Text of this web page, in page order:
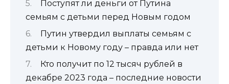
Поступят ли деньги от Путина
семьям с детьми перед Новым годом
Путин утвердил выплаты семьям с
детьми к Новому году – правда или нет
Кто получит по 12 тысяч рублей в
декабре 2023 года – последние новости